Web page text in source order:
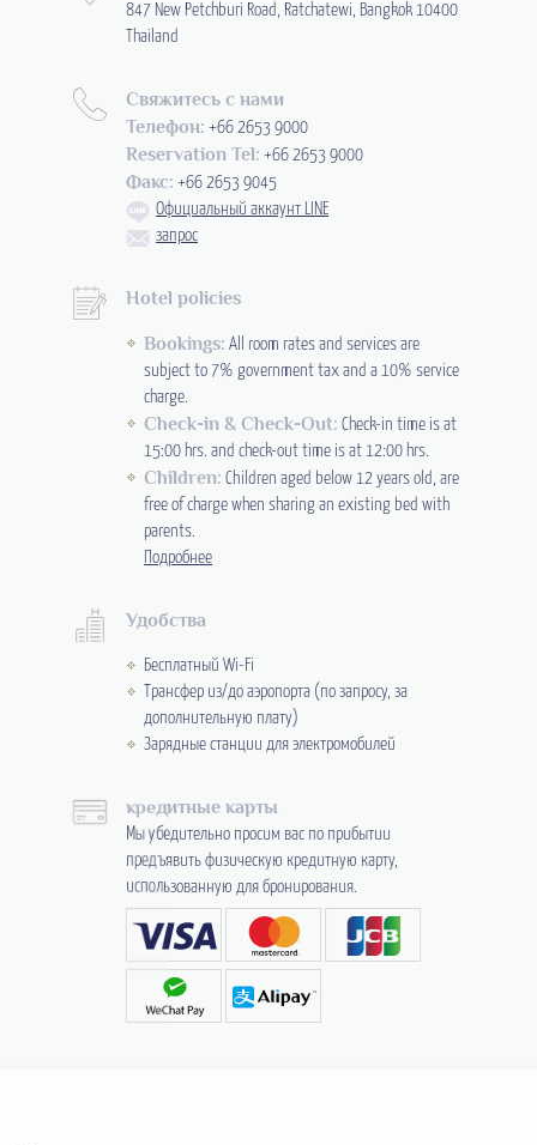
847 New Petchburi Road, Ratchatewi, Bangkok 10400
Thailand
Свяжитесь с нами
Телефон: +66 2653 9000
Reservation Tel: +66 2653 9000
Факс: +66 2653 9045
Официальный аккаунт LINE
запрос
Hotel policies
Bookings: All room rates and services are
subject to 7% government tax and a 10% service
charge.
Check-in & Check-Out: Check-in time is at
15:00 hrs. and check-out time is at 12:00 hrs.
Children: Children aged below 12 years old, are
free of charge when sharing an existing bed with
parents.
Подробнее
Удобства
Бесплатный Wi-Fi
Трансфер из/до аэропорта (по запросу, за
дополнительную плату)
Зарядные станции для электромобилей
кредитные карты
Мы убедительно просим вас по прибытии
предъявить физическую кредитную карту,
использованную для бронирования.